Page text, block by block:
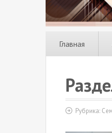
Главная
Рубрика: